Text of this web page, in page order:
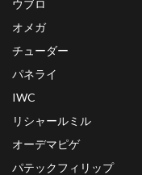
ウブロ
オメガ
チューダー
パネライ
IWC
リシャールミル
オーデマピゲ
パテックフィリップ